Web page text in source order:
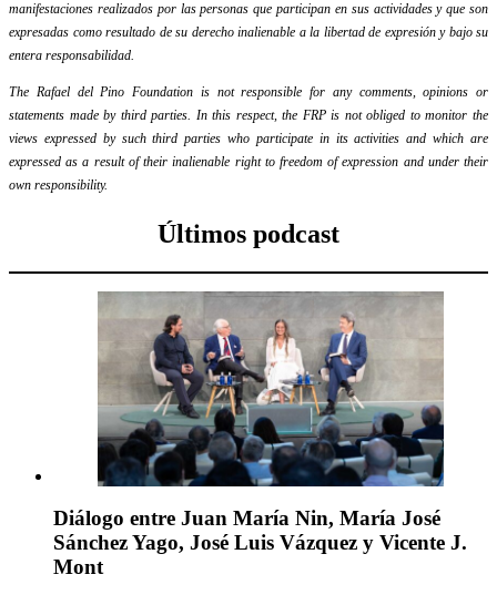
manifestaciones realizados por las personas que participan en sus actividades y que son
expresadas como resultado de su derecho inalienable a la libertad de expresión y bajo su
entera responsabilidad.
The Rafael del Pino Foundation is not responsible for any comments, opinions or
statements made by third parties. In this respect, the FRP is not obliged to monitor the
views expressed by such third parties who participate in its activities and which are
expressed as a result of their inalienable right to freedom of expression and under their
own responsibility.
Últimos podcast
Diálogo entre Juan María Nin, María José
Sánchez Yago, José Luis Vázquez y Vicente J.
Mont